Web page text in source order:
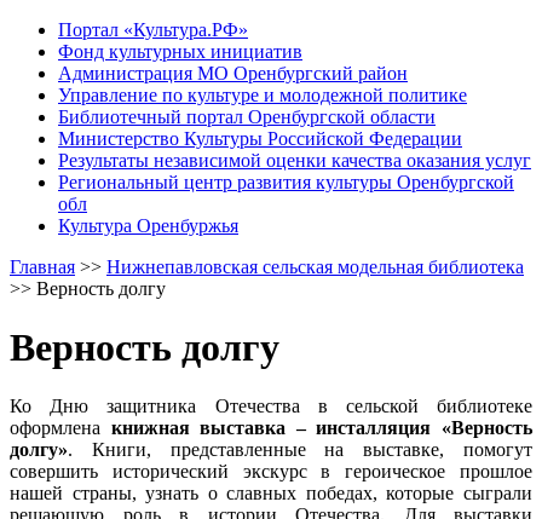
Портал «Культура.РФ»
Фонд культурных инициатив
Администрация МО Оренбургский район
Управление по культуре и молодежной политике
Библиотечный портал Оренбургской области
Министерство Культуры Российской Федерации
Результаты независимой оценки качества оказания услуг
Региональный центр развития культуры Оренбургской
обл
Культура Оренбуржья
Главная >> Нижнепавловская сельская модельная библиотека
>> Верность долгу
Верность долгу
Ко Дню защитника Отечества в сельской библиотеке
оформлена книжная выставка – инсталляция «Верность
долгу». Книги, представленные на выставке, помогут
совершить исторический экскурс в героическое прошлое
нашей страны, узнать о славных победах, которые сыграли